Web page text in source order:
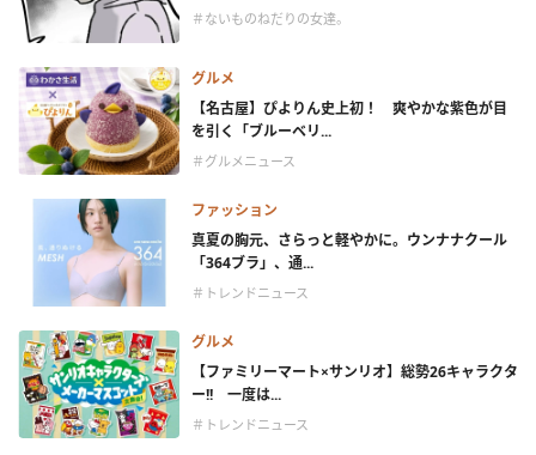
＃ないものねだりの女達。
グルメ
【名古屋】ぴよりん史上初！ 爽やかな紫色が目
を引く「ブルーベリ...
＃グルメニュース
ファッション
真夏の胸元、さらっと軽やかに。ウンナナクール
「364ブラ」、通...
＃トレンドニュース
グルメ
【ファミリーマート×サンリオ】総勢26キャラクタ
ー!! 一度は...
＃トレンドニュース